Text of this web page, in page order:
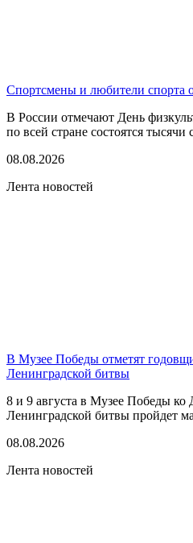
Спортсмены и любители спорта
В России отмечают День
по всей стране состоятся
08.08.2026
Лента новостей
В Музее Победы отметят
Ленинградской битвы
8 и 9 августа в Музее Победы
Ленинградской битвы пройдет
08.08.2026
Лента новостей